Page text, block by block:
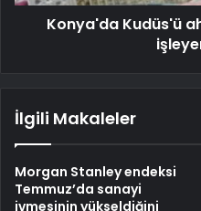
Konya'da Kudüs'ü
İlgili Makaleler
Morgan Stanley endeksi
Temmuz’da sanayi
ivmesinin yükseldiğini